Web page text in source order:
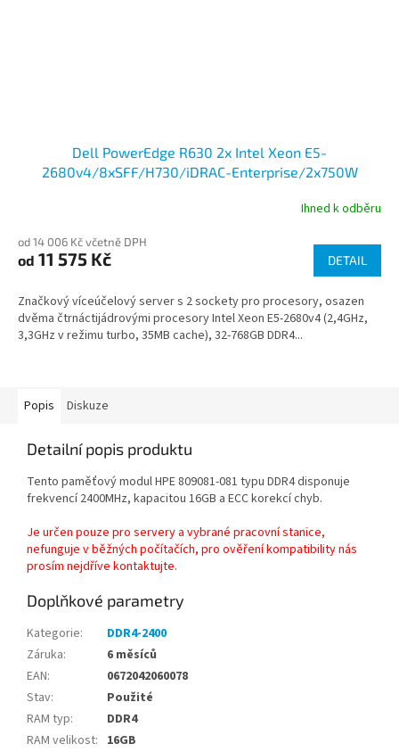
Dell PowerEdge R630 2x Intel Xeon E5-
2680v4/8xSFF/H730/iDRAC-Enterprise/2x750W
Ihned k odběru
od 14 006 Kč včetně DPH
od 11 575 Kč DETAIL
Značkový víceúčelový server s 2 sockety pro procesory, osazen
dvěma čtrnáctijádrovými procesory Intel Xeon E5-2680v4 (2,4GHz,
3,3GHz v režimu turbo, 35MB cache), 32-768GB DDR4...
Popis Diskuze
Detailní popis produktu
Tento paměťový modul HPE 809081-081 typu DDR4disponuje
frekvencí 2400MHz, kapacitou 16GB a ECCkorekcí chyb.
Je určen pouze pro servery a vybrané pracovní stanice,
nefunguje v běžných počítačích, pro ověření kompatibility nás
prosím nejdříve kontaktujte.
Doplňkové parametry
Kategorie:
DDR4-2400
Záruka:
6 měsíců
EAN:
0672042060078
Stav:
Použité
RAM typ:
DDR4
RAM velikost: 16GB